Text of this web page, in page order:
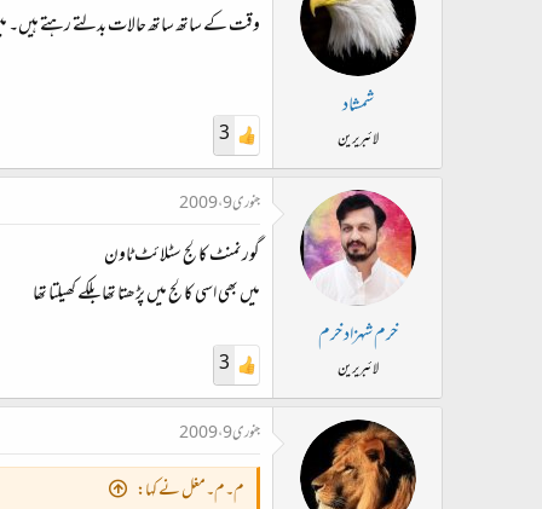
شمشاد
لائبریرین
وقت کے ساتھ ساتھ حالات بدلتے رہتے ہیں۔
3
خرم شہزاد خرم
لائبریرین
جنوری 9، 2009
گورنمنٹ کالج سٹلائٹ ٹاون
میں بھی اسی کالج میں پڑھتا تھا بلکے کھیلتا تھا
3
جنوری 9، 2009
م۔م۔مغل نے کہا: